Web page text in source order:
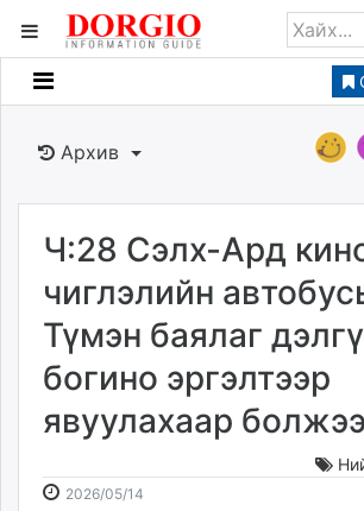
Мэдээллийн
Банк санхүү
Бизнес ААН
Төрийн
dorgio.mn
Gogo.mn
news.mn
Baabar.mn
Архив
Ч:28 Сэлх-Ард
чиглэлийн
Түмэн баялаг
богино эргэлтээр
явуулахаар болжээ
2026/05/14